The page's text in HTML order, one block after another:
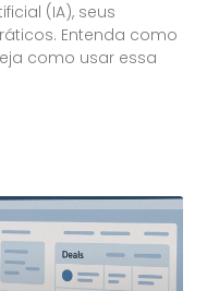
(IA), seus
Entenda como
como usar essa